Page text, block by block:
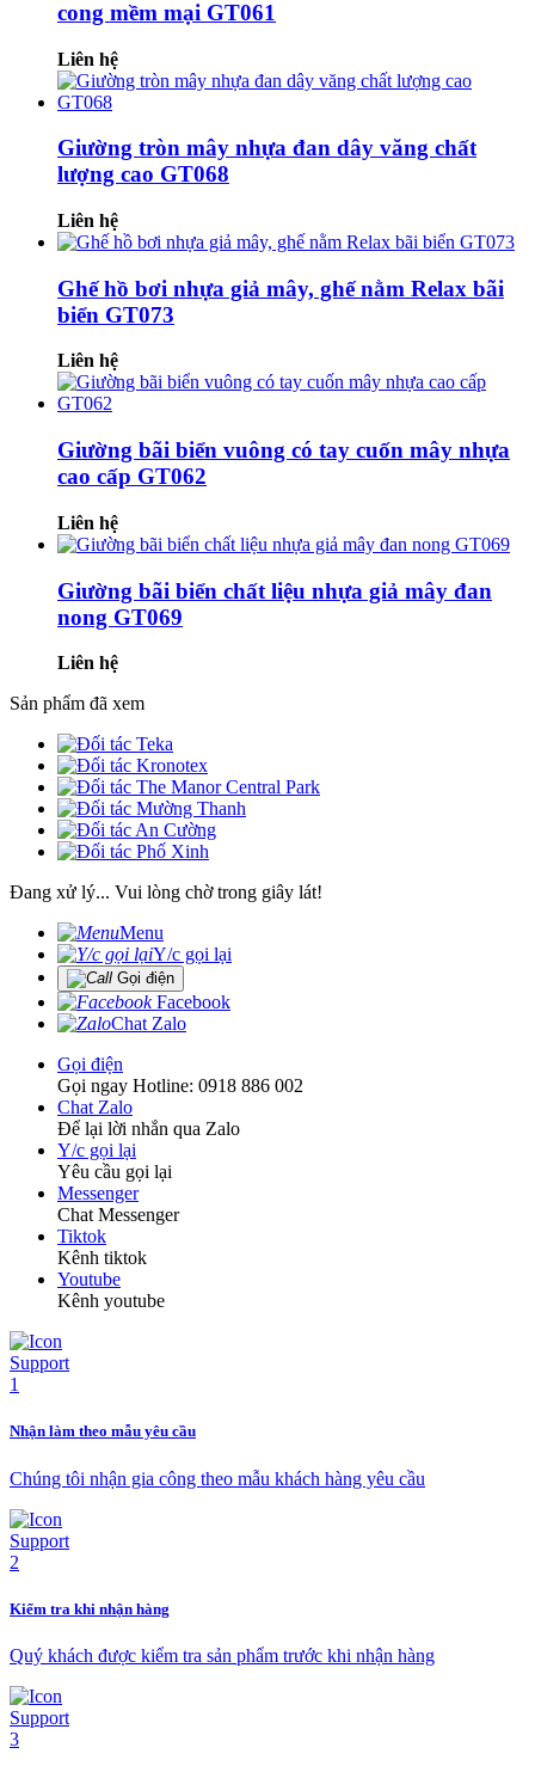
cong mềm mại GT061
Liên hệ
Giường tròn mây nhựa đan dây văng chất
lượng cao GT068
Liên hệ
Ghế hồ bơi nhựa giả mây, ghế nằm Relax bãi
biển GT073
Liên hệ
Giường bãi biển vuông có tay cuốn mây nhựa
cao cấp GT062
Liên hệ
Giường bãi biển chất liệu nhựa giả mây đan
nong GT069
Liên hệ
Sản phẩm đã xem
Đang xử lý... Vui lòng chờ trong giây lát!
Menu
Y/c gọi lại
Gọi điện
Facebook
Chat Zalo
Gọi điện
Gọi ngay Hotline: 0918 886 002
Chat Zalo
Để lại lời nhắn qua Zalo
Y/c gọi lại
Yêu cầu gọi lại
Messenger
Chat Messenger
Tiktok
Kênh tiktok
Youtube
Kênh youtube
Nhận làm theo mẫu yêu cầu
Chúng tôi nhận gia công theo mẫu khách hàng yêu cầu
Kiểm tra khi nhận hàng
Quý khách được kiểm tra sản phẩm trước khi nhận hàng